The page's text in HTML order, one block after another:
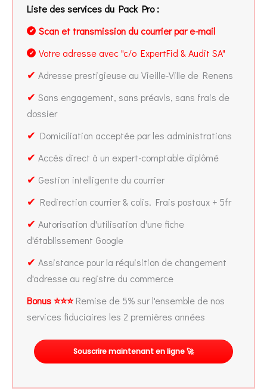
Liste des services du Pack Pro :
✔ Scan et transmission du courrier par e-mail
✔ Votre adresse avec "c/o ExpertFid & Audit SA"
✔ Adresse prestigieuse au Vieille-Ville de Renens
✔ Sans engagement, sans préavis, sans frais de
dossier
✔ Domiciliation acceptée par les administrations
✔ Accès direct à un expert-comptable diplômé
✔ Gestion intelligente du courrier
✔ Redirection courrier & colis. Frais postaux + 5fr
✔ Autorisation d'utilisation d'une fiche
d'établissement Google
✔ Assistance pour la réquisition de changement
d'adresse au registre du commerce
Bonus ⭐⭐⭐Remise de 5% sur l'ensemble de nos
services fiduciaires les 2 premières années
Souscrire maintenant en ligne 🚀